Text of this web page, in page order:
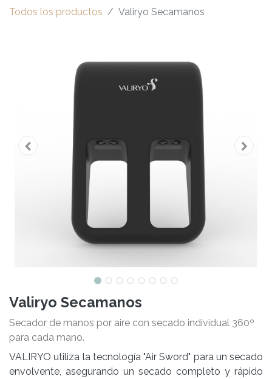
Todos los productos Valiryo Secamanos
Valiryo Secamanos
Secador de manos por aire con secado individual 360º
para cada mano.
VALIRYO utiliza la tecnología "Air Sword" para un secado
envolvente, asegurando un secado completo y rápido